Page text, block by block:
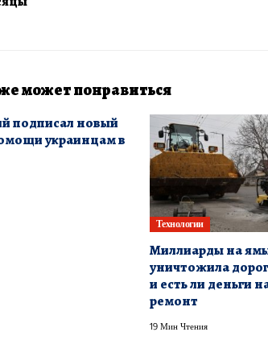
может понравиться
подписал новый
украинцам в
Технологии
Миллиарды на
уничтожила
и есть ли деньги
ремонт
19 Мин Чтения